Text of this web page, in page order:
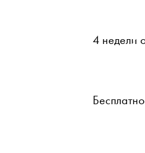
4 недели
Бесплатно